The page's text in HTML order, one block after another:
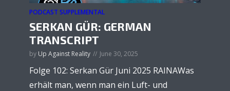
PODCAST SUPPLEMENTAL
SERKAN GÜR: GERMAN
TRANSCRIPT
by Up Against Reality June 30, 2025
Folge 102: Serkan Gür Juni 2025 RAINAWas
erhält man, wenn man ein Luft- und